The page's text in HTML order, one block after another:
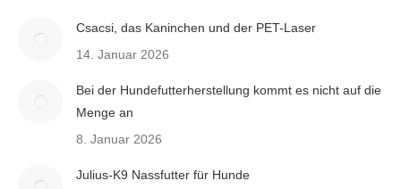
Csacsi, das Kaninchen und der PET-Laser
14. Januar 2026
Bei der Hundefutterherstellung kommt es nicht auf die
Menge an
8. Januar 2026
Julius-K9 Nassfutter für Hunde